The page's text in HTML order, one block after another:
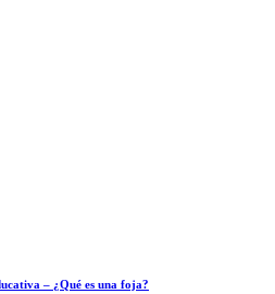
– ¿Qué es una foja?